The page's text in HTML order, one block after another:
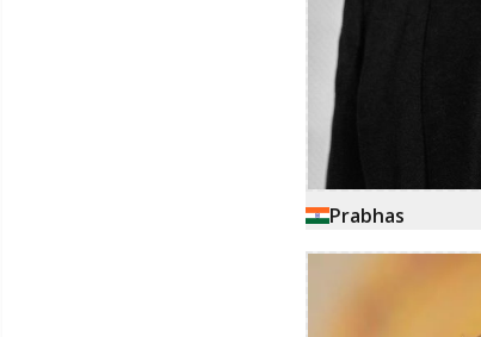
Prabhas